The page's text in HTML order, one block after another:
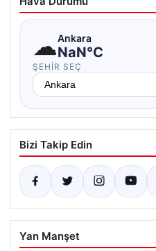
☁Ankara
NaN°C
ŞEHIR SEÇ
Bizi Takip Edin
Yan Manşet